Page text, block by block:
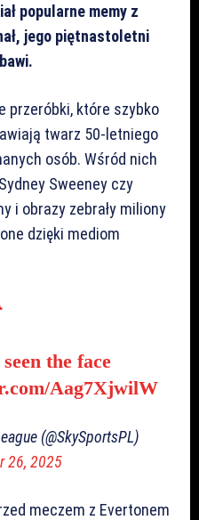
popularne memy z
jego piętnastoletni
przeróbki, które szybko
twarz 50-letniego
osób. Wśród nich
Sweeney czy
i obrazy zebrały miliony
dzięki mediom
the face
Aag7XjwilW
(@SkySportsPL)
26, 2025
meczem z Evertonem